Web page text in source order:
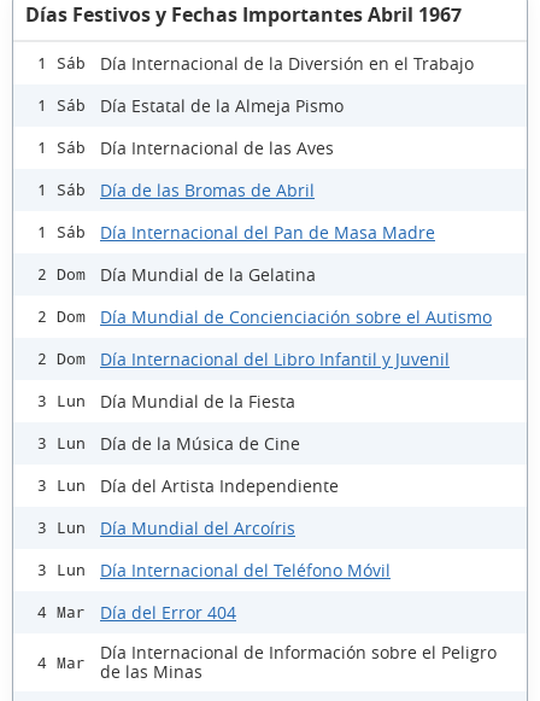
Días Festivos y Fechas Importantes Abril 1967
1 Sáb Día Internacional de la Diversión en el Trabajo
1 Sáb Día Estatal de la Almeja Pismo
1 Sáb Día Internacional de las Aves
1 Sáb Día de las Bromas de Abril
1 Sáb Día Internacional del Pan de Masa Madre
2 Dom Día Mundial de la Gelatina
2 Dom Día Mundial de Concienciación sobre el Autismo
2 Dom Día Internacional del Libro Infantil y Juvenil
3 Lun Día Mundial de la Fiesta
3 Lun Día de la Música de Cine
3 Lun Día del Artista Independiente
3 Lun Día Mundial del Arcoíris
3 Lun Día Internacional del Teléfono Móvil
4 Mar Día del Error 404
4 Mar
Día Internacional de Información sobre el Peligro
de las Minas